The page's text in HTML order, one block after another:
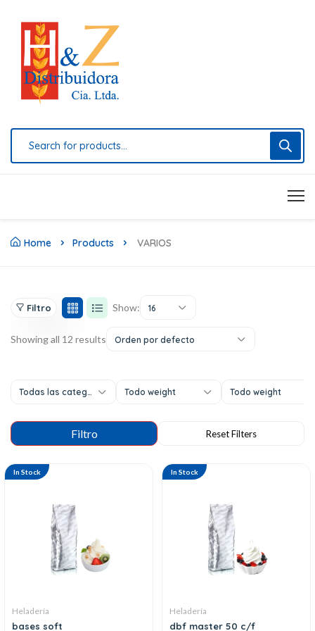
Home Products VARIOS
Filtro Show: 16
Showing all 12 results Orden por defecto
Todas las categorías Todo weight Todo weight
In Stock
Heladería
bases soft
In Stock
Heladería
dbf master 50 c/f